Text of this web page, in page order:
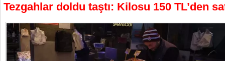
Tezgahlar doldu taştı: Kilosu 150 TL’den